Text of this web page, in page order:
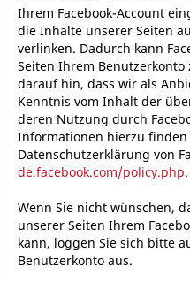
Ihrem Facebook-Account
die Inhalte unserer Seiten
verlinken. Dadurch kann
Seiten Ihrem
darauf hin, dass wir als
Kenntnis vom Inhalt der
deren Nutzung durch
Informationen hierzu finden
Datenschutzerklärung von
de.facebook.com/policy.php.
Wenn Sie nicht wünschen,
unserer Seiten Ihrem
kann, loggen Sie sich bitte
Benutzerkonto aus.